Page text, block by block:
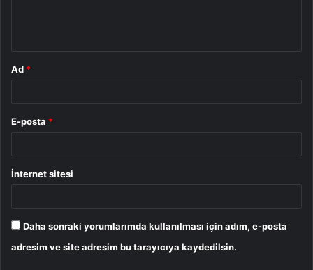
Ad *
E-posta *
İnternet sitesi
Daha sonraki yorumlarımda kullanılması için adım, e-posta
adresim ve site adresim bu tarayıcıya kaydedilsin.